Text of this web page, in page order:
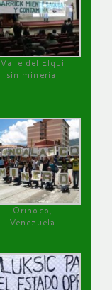
Valle del Elqui
sin minería.
Orinoco,
Venezuela